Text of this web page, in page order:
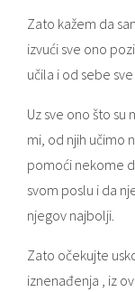
Zato kažem da
izvući sve ono
učila i od sebe
Uz sve ono što su
mi, od njih učimo
pomoći nekome
svom poslu i da
njegov najbolji.
Zato očekujte
iznenađenja , iz